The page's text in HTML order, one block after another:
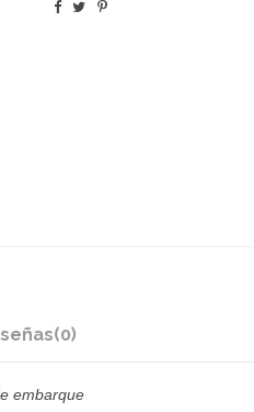
(0)
embarque